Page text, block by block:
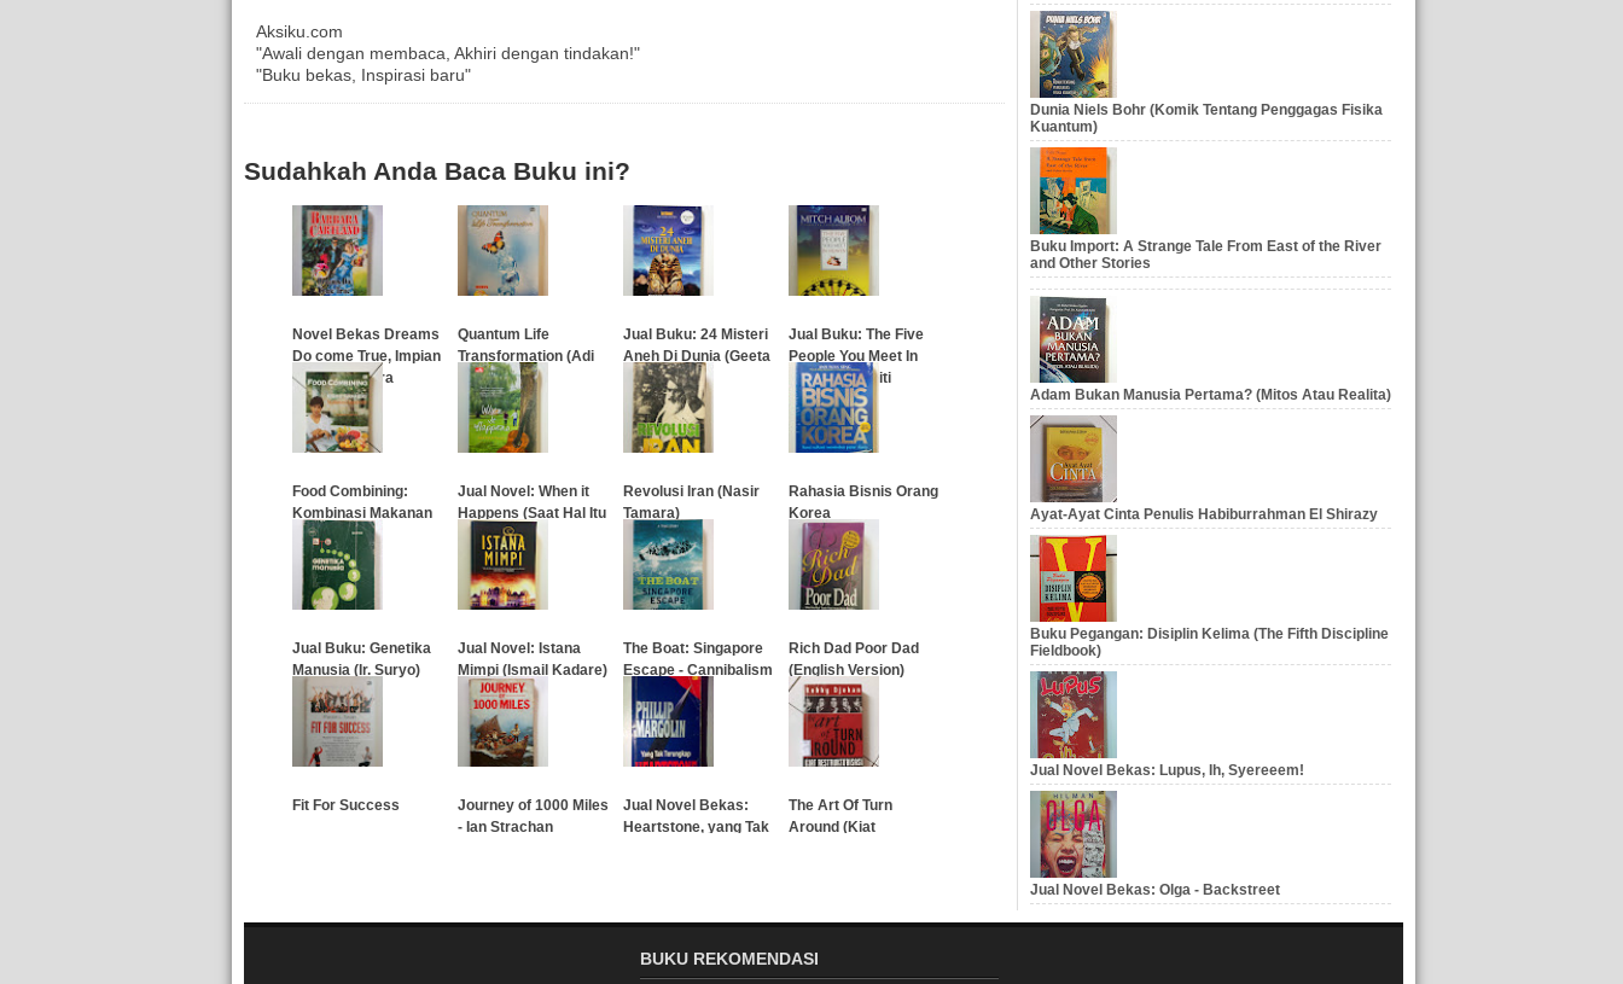
Aksiku.com
"Awali dengan membaca, Akhiri dengan tindakan!"
"Buku bekas, Inspirasi baru"
Sudahkah Anda Baca Buku ini?
Novel Bekas Dreams
Do come True, Impian
Cinta (Barbara
Cartland)
…
Quantum Life
Transformation (Adi
W. Gunawan)
…
Jual Buku: 24 Misteri
Aneh Di Dunia (Geeta
Lal Sahai)
…
Jual Buku: The Five
People You Meet In
Heaven (Meniti
Bianglala)
…
Food Combining:
Kombinasi Makanan
Serasi
Jual Novel: When it
Happens (Saat Hal Itu
Terjadi)
…
Revolusi Iran (Nasir
Tamara)
…
Rahasia Bisnis Orang
Korea
…
Jual Buku: Genetika
Manusia (Ir. Suryo)
Jual Novel: Istana
Mimpi (Ismail Kadare)
…
The Boat: Singapore
Escape - Cannibalism
…
Rich Dad Poor Dad
(English Version)
…
Fit For Success
Journey of 1000 Miles
- Ian Strachan
Jual Novel Bekas:
Heartstone, yang Tak
The Art Of Turn
Around (Kiat
Dunia Niels Bohr (Komik Tentang Penggagas Fisika
Kuantum)
Buku Import: A Strange Tale From East of the River
and Other Stories
Adam Bukan Manusia Pertama? (Mitos Atau Realita)
Ayat-Ayat Cinta Penulis Habiburrahman El Shirazy
Buku Pegangan: Disiplin Kelima (The Fifth Discipline
Fieldbook)
Jual Novel Bekas: Lupus, Ih, Syereeem!
Jual Novel Bekas: Olga - Backstreet
BUKU REKOMENDASI